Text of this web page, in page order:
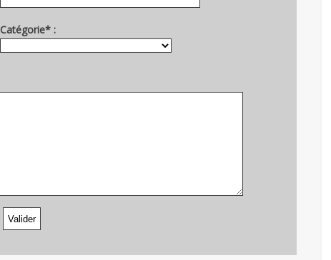
Catégorie* :